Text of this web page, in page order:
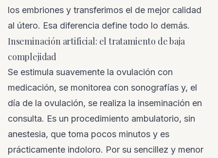
los embriones y transferimos el de mejor calidad
al útero. Esa diferencia define todo lo demás.
Inseminación artificial: el tratamiento de baja
complejidad
Se estimula suavemente la ovulación con
medicación, se monitorea con sonografías y, el
día de la ovulación, se realiza la inseminación en
consulta. Es un procedimiento ambulatorio, sin
anestesia, que toma pocos minutos y es
prácticamente indoloro. Por su sencillez y menor